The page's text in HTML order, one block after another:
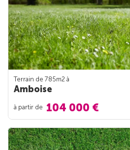
Terrain de 785m2 à
Amboise
à partir de 104 000 €